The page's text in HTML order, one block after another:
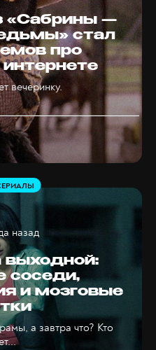
«Сабрины —
стал
про
интернете
вечеринку.
выходной:
соседи,
и мозговые
а завтра что? Кто
назад